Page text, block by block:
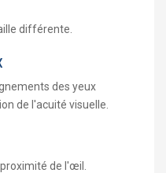
différente.
des yeux
de l'acuité visuelle.
de l'œil.